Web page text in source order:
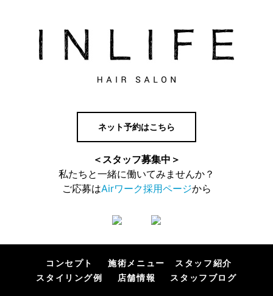
ネット予約はこちら
＜スタッフ募集中＞
私たちと一緒に働いてみませんか？
ご応募はAirワーク採用ページから
コンセプト 施術メニュー
スタッフ紹介
スタイリング例
店舗情報 スタッフブログ